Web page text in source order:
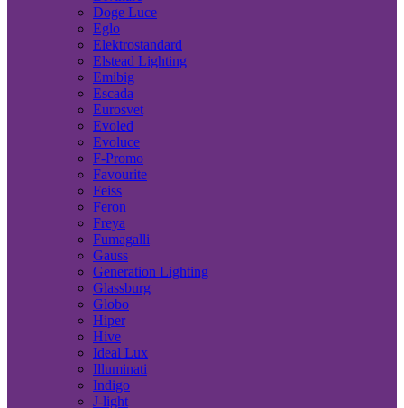
Doge Luce
Eglo
Elektrostandard
Elstead Lighting
Emibig
Escada
Eurosvet
Evoled
Evoluce
F-Promo
Favourite
Feiss
Feron
Freya
Fumagalli
Gauss
Generation Lighting
Glassburg
Globo
Hiper
Hive
Ideal Lux
Illuminati
Indigo
J-light